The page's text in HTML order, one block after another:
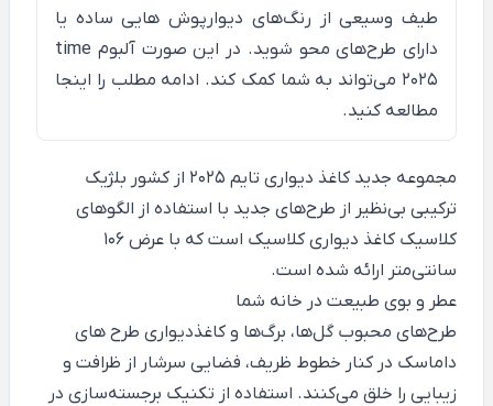
طیف وسیعی از رنگ‌های دیوارپوش هایی ساده یا
دارای طرح‌های محو شوید. در این صورت آلبوم time
2025 می‌تواند به شما کمک کند. ادامه مطلب را
اینجا
مطالعه کنید.
مجموعه جدید کاغذ دیواری تایم 2025 از کشور بلژیک
ترکیبی بی‌نظیر از طرح‌های جدید با استفاده از الگوهای
کلاسیک کاغذ دیواری کلاسیک است که با عرض 106
سانتی‌متر ارائه شده است.
عطر و بوی طبیعت در خانه شما
طرح‌های محبوب گل‌ها، برگ‌ها و کاغذدیواری طرح های
داماسک در کنار خطوط ظریف، فضایی سرشار از ظرافت و
زیبایی را خلق می‌کنند. استفاده از تکنیک برجسته‌سازی در